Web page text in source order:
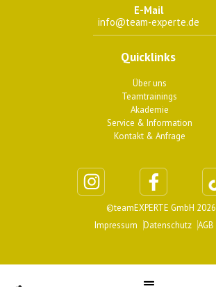
E-Mail
info@team-experte.de
Quicklinks
Über uns
Teamtrainings
Akademie
Service & Information
Kontakt & Anfrage
©teamEXPERTE GmbH 2026
Impressum Datenschutz AGB